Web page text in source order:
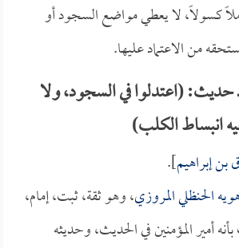
كسولاً، لا يعطي مواضع السجود أو
من الاعتماد عليها.
(اعتدلوا في السجود، ولا
انبساط الكلب)
إبراهيم].
الحنظلي المروزي، وهو ثقة، ثبت، إمام،
أمير المؤمنين في الحديث، وحديثه